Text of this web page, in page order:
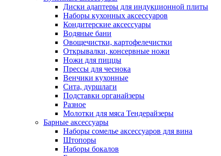
Диски адаптеры для индукционной плиты
Наборы кухонных аксессуаров
Кондитерские аксессуары
Водяные бани
Овощечистки, картофелечистки
Открывалки, консервные ножи
Ножи для пиццы
Прессы для чеснока
Венчики кухонные
Сита, дуршлаги
Подставки органайзеры
Разное
Молотки для мяса Тендерайзеры
Барные аксессуары
Наборы сомелье аксессуаров для вина
Штопоры
Наборы бокалов